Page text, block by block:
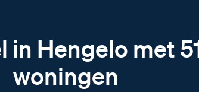
in Hengelo met
woningen